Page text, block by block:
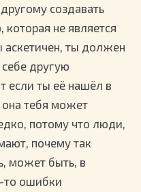
создавать
не является
аскетичен, ты должен
другую
если ты её нашёл в
она тебя может
потому что люди,
почему так
может быть, в
то ошибки